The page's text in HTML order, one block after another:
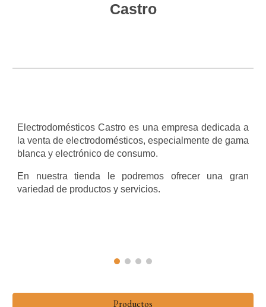
Castro
Electrodomésticos Castro es una empresa dedicada a
la venta de electrodomésticos, especialmente de gama
blanca y electrónico de consumo.
En nuestra tienda le podremos ofrecer una gran
variedad de productos y servicios.
Productos